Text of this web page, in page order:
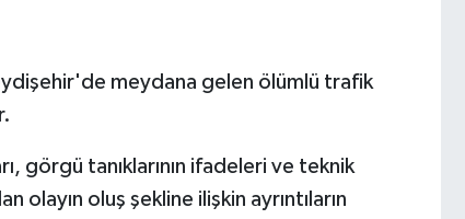
meydana gelen ölümlü trafik
görgü tanıklarının ifadeleri ve teknik
olayın oluş şekline ilişkin ayrıntıların